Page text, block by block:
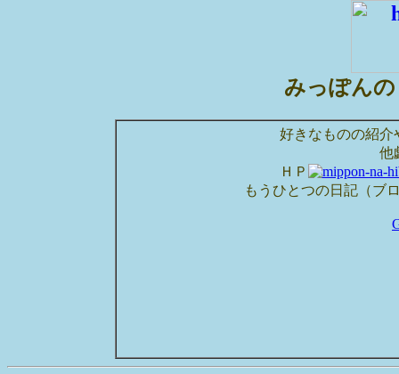
みっぽん
好きなものの紹介
他
ＨＰ
もうひとつの日記（ブ